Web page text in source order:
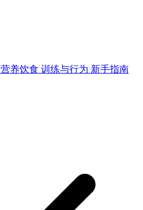
营养饮食 训练与行为 新手指南